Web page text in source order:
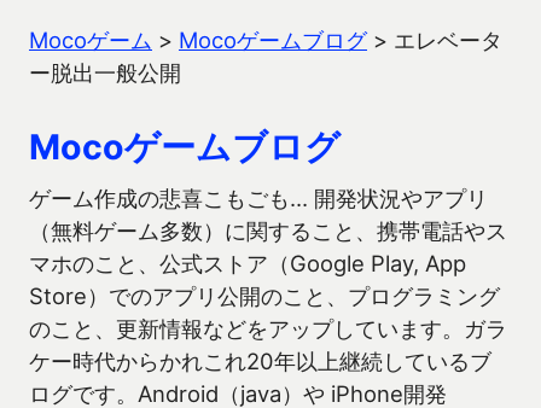
Mocoゲーム > Mocoゲームブログ> エレベータ
ー脱出一般公開
Mocoゲームブログ
ゲーム作成の悲喜こもごも… 開発状況やアプリ
（無料ゲーム多数）に関すること、携帯電話やス
マホのこと、公式ストア（Google Play, App
Store）でのアプリ公開のこと、プログラミング
のこと、更新情報などをアップしています。ガラ
ケー時代からかれこれ20年以上継続しているブ
ログです。Android（java）や iPhone開発